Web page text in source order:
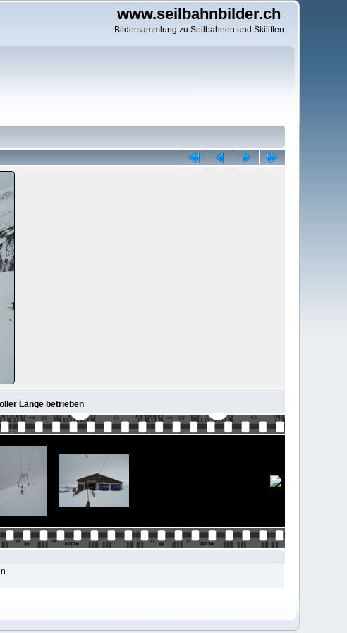
www.seilbahnbilder.ch
Bildersammlung zu Seilbahnen und Skiliften
Länge betrieben